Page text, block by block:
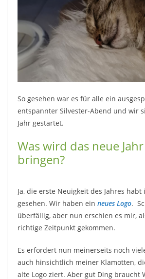
So gesehen war es für alle ein
entspannter Silvester-Abend und wir
Jahr gestartet.
Was wird das neue
bringen?
Ja, die erste Neuigkeit des Jahres
gesehen. Wir haben ein neues Logo.
überfällig, aber nun erschien es mir,
richtige Zeitpunkt gekommen.
Es erfordert nun meinerseits noch
auch hinsichtlich meiner Klamotten,
alte Logo ziert. Aber gut Ding braucht